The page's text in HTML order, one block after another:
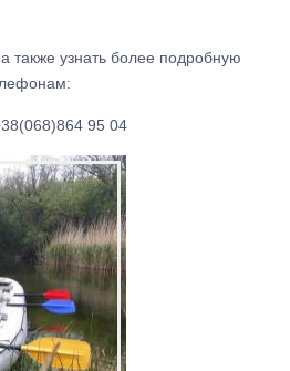
также узнать более подробную
95 04